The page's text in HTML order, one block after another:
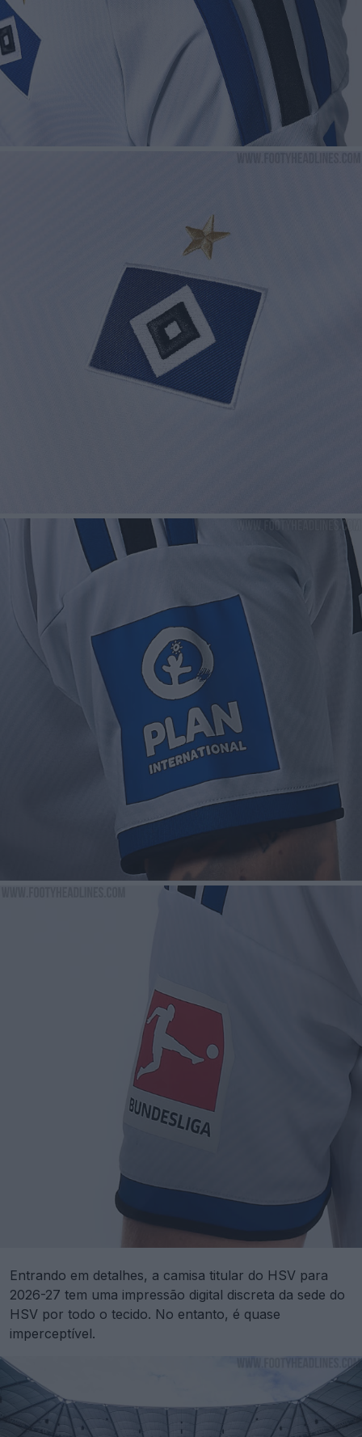
Entrando em detalhes, a camisa titular do HSV para
2026-27 tem uma impressão digital discreta da sede do
HSV por todo o tecido. No entanto, é quase
imperceptível.